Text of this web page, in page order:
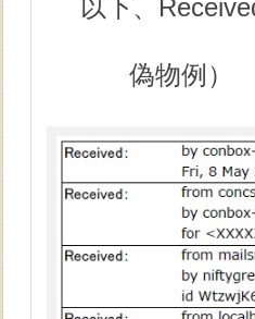
以下、
偽物例）